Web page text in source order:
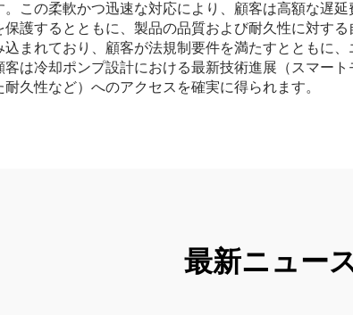
この柔軟かつ迅速な対応により、顧客は高額な遅
護するとともに、製品の品質および耐久性に対す
まれており、顧客が法規制要件を満たすとともに
は冷却ポンプ設計における最新技術進展（スマー
久性など）へのアクセスを確実に得られます。
最新ニュー